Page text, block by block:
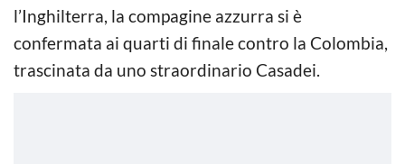
l’Inghilterra, la compagine azzurra si è
confermata ai quarti di finale contro la Colombia,
trascinata da uno straordinario Casadei.